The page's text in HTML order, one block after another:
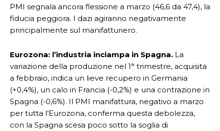
PMI segnala ancora flessione a marzo (46,6 da 47,4), la
fiducia peggiora. I dazi agiranno negativamente
principalmente sul manifatturiero.
Eurozona: l’industria inciampa in Spagna. La
variazione della produzione nel 1° trimestre, acquisita
a febbraio, indica un lieve recupero in Germania
(+0,4%), un calo in Francia (-0,2%) e una contrazione in
Spagna (-0,6%). Il PMI manifattura, negativo a marzo
per tutta l’Eurozona, conferma questa debolezza,
con la Spagna scesa poco sotto la soglia di